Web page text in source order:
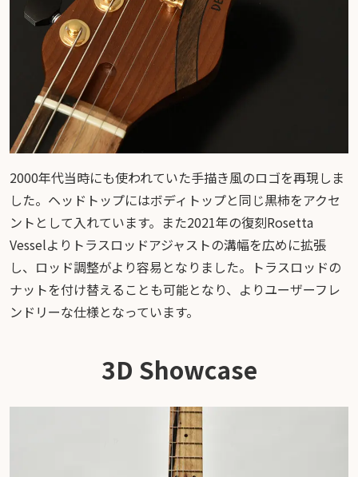
2000年代当時にも使われていた手描き風のロゴを再現しま
した。ヘッドトップにはボディトップと同じ黒柿をアクセ
ントとして入れています。また2021年の復刻Rosetta
Vesselよりトラスロッドアジャストの溝幅を広めに拡張
し、ロッド調整がより容易となりました。トラスロッドの
ナットを付け替えることも可能となり、よりユーザーフレ
ンドリーな仕様となっています。
3D Showcase